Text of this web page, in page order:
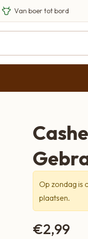
Eigen Limousin runderen
Eerlijke streekproducten
Op zondag is
plaatsen.
€2,99